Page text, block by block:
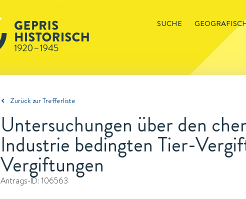
SUCHE
Zurück zur Trefferliste
Untersuchungen über den
Industrie bedingten Tier-
Vergiftungen
Antrags-ID: 106563